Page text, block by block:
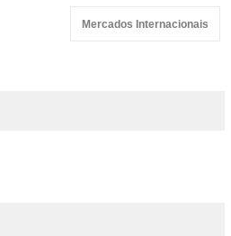
Mercados Internacionais